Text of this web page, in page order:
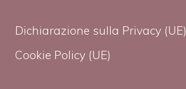
Dichiarazione sulla Privacy (UE)
Cookie Policy (UE)